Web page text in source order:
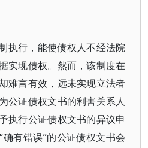
执行，能使债权人不经法院
实现债权。然而，该制度在
难言有效，远未实现立法者
公证债权文书的利害关系人
执行公证债权文书的异议申
有错误”的公证债权文书会